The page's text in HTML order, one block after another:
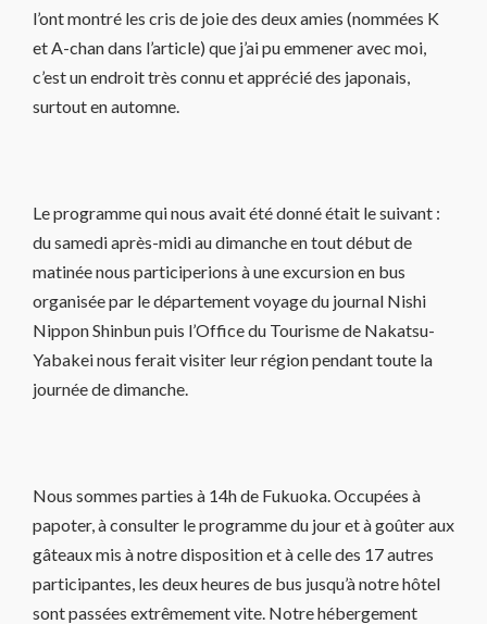
l’ont montré les cris de joie des deux amies (nommées K
et A-chan dans l’article) que j’ai pu emmener avec moi,
c’est un endroit très connu et apprécié des japonais,
surtout en automne.
Le programme qui nous avait été donné était le suivant :
du samedi après-midi au dimanche en tout début de
matinée nous participerions à une excursion en bus
organisée par le département voyage du journal Nishi
Nippon Shinbun puis l’Office du Tourisme de Nakatsu-
Yabakei nous ferait visiter leur région pendant toute la
journée de dimanche.
Nous sommes parties à 14h de Fukuoka. Occupées à
papoter, à consulter le programme du jour et à goûter aux
gâteaux mis à notre disposition et à celle des 17 autres
participantes, les deux heures de bus jusqu’à notre hôtel
sont passées extrêmement vite. Notre hébergement